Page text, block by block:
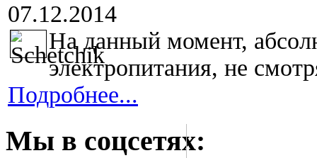
07.12.2014
На данный момент,
электропитания, не
Подробнее...
Мы в соцсетях: